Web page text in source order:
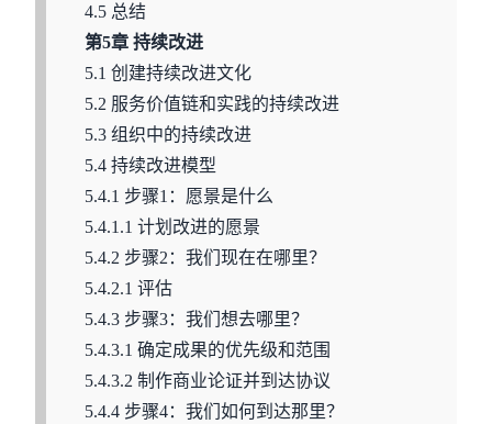
4.5 总结
第5章 持续改进
5.1 创建持续改进文化
5.2 服务价值链和实践的持续改进
5.3 组织中的持续改进
5.4 持续改进模型
5.4.1 步骤1：愿景是什么
5.4.1.1 计划改进的愿景
5.4.2 步骤2：我们现在在哪里？
5.4.2.1 评估
5.4.3 步骤3：我们想去哪里？
5.4.3.1 确定成果的优先级和范围
5.4.3.2 制作商业论证并到达协议
5.4.4 步骤4：我们如何到达那里？